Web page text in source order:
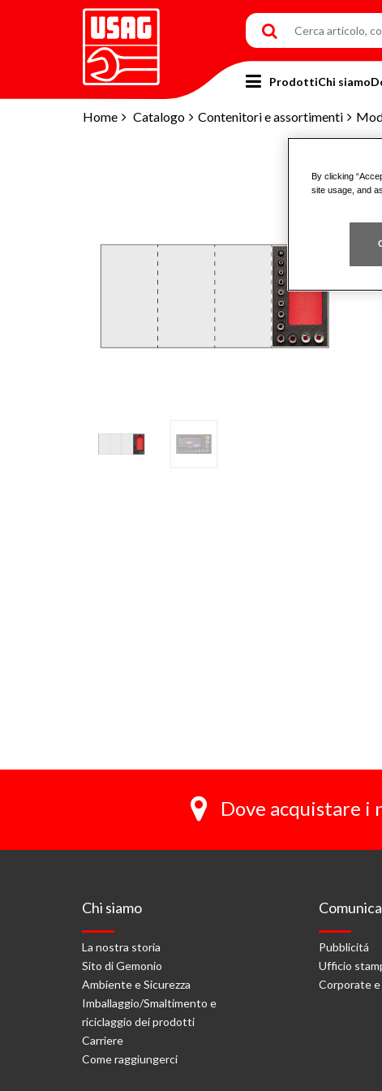
Home Catalogo Contenitori e assortimenti
ProdottiChi siamo
Dove acquistare
Chi siamo
La nostra storia
Sito di Gemonio
Ambiente e Sicurezza
Imballaggio/Smaltimento e
riciclaggio dei prodotti
Carriere
Come raggiungerci
Pubblicitá
Ufficio
Corporate e
By clicking
site usage, and